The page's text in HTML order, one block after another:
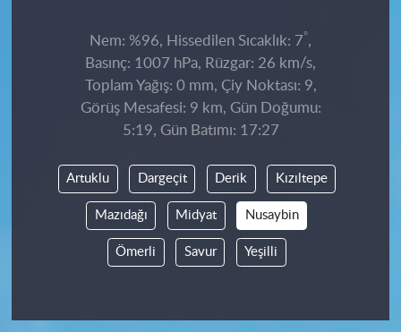
Nem: %96, Hissedilen Sıcaklık: 7°,
Basınç: 1007 hPa, Rüzgar: 26 km/s,
Toplam Yağış: 0 mm, Çiy Noktası: 9,
Görüş Mesafesi: 9 km, Gün Doğumu:
5:19, Gün Batımı: 17:27
Artuklu Dargeçit Derik Kızıltepe
Mazıdağı Midyat Nusaybin
Ömerli Savur Yeşilli